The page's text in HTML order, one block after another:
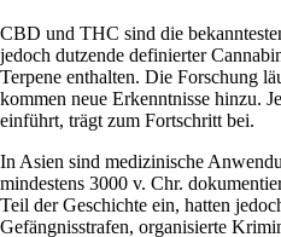
CBD und THC sind die
jedoch dutzende definierter
Terpene enthalten. Die Forschung
kommen neue Erkenntnisse hinzu.
einführt, trägt zum Fortschritt bei.
In Asien sind medizinische
mindestens 3000 v. Chr.
Teil der Geschichte ein, hatten
Gefängnisstrafen, organisierte